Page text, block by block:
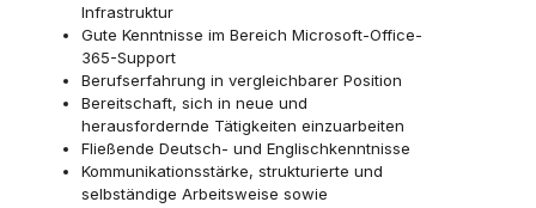
Infrastruktur
Gute Kenntnisse im Bereich Microsoft-Office-
365-Support
Berufserfahrung in vergleichbarer Position
Bereitschaft, sich in neue und
herausfordernde Tätigkeiten einzuarbeiten
Fließende Deutsch- und Englischkenntnisse
Kommunikationsstärke, strukturierte und
selbständige Arbeitsweise sowie